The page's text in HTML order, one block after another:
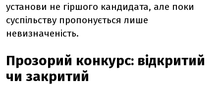
установи не гіршого кандидата, але поки
суспільству пропонується лише
невизначеність.
Прозорий конкурс: відкритий
чи закритий